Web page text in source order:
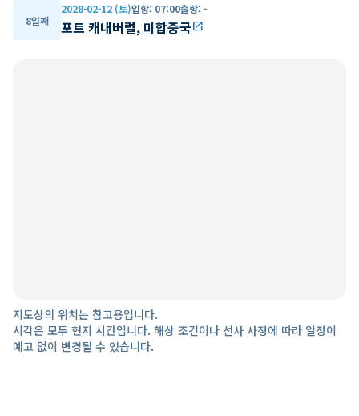
8일째
2028-02-12 (토)입항: 07:00출항: -
포트 캐내버럴, 미합중국open_in_new
지도상의 위치는 참고용입니다.
시각은 모두 현지 시간입니다. 해상 조건이나 선사 사정에 따라 일정이
예고 없이 변경될 수 있습니다.